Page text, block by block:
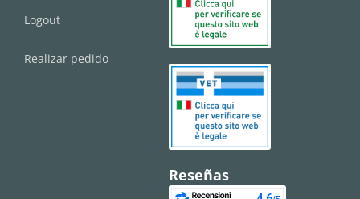
Logout
Realizar pedido
Reseñas